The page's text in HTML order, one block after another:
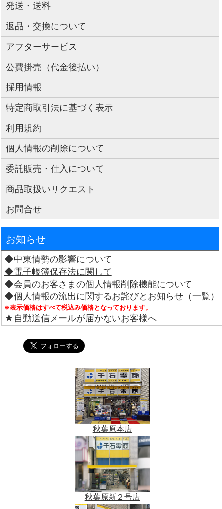
発送・送料
返品・交換について
アフターサービス
公費掛売（代金後払い）
採用情報
特定商取引法に基づく表示
利用規約
個人情報の削除について
委託販売・仕入について
商品取扱いリクエスト
お問合せ
お知らせ
◆中東情勢の影響について
◆電子帳簿保存法に関して
◆会員のお客さまの個人情報削除機能について
◆個人情報の流出に関するお詫びとお知らせ（一覧）
※表示価格はすべて税込み価格となっております。
★自動送信メールが届かないお客様へ
秋葉原本店
秋葉原新２号店